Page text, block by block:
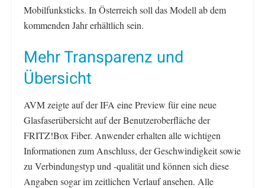
Mobilfunksticks. In Österreich soll das Modell ab dem
kommenden Jahr erhältlich sein.
Mehr Transparenz und
Übersicht
AVM zeigte auf der IFA eine Preview für eine neue
Glasfaserübersicht auf der Benutzeroberfläche der
FRITZ!Box Fiber. Anwender erhalten alle wichtigen
Informationen zum Anschluss, der Geschwindigkeit sowie
zu Verbindungstyp und -qualität und können sich diese
Angaben sogar im zeitlichen Verlauf ansehen. Alle